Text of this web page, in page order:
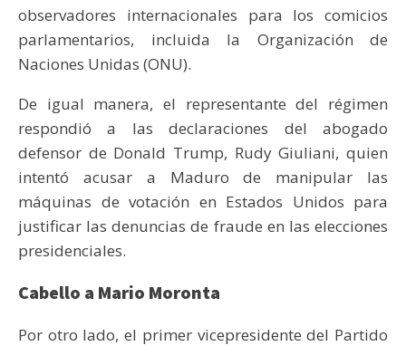
observadores internacionales para los comicios
parlamentarios, incluida la Organización de
Naciones Unidas (ONU).
De igual manera, el representante del régimen
respondió a las declaraciones del abogado
defensor de Donald Trump, Rudy Giuliani, quien
intentó acusar a Maduro de manipular las
máquinas de votación en Estados Unidos para
justificar las denuncias de fraude en las elecciones
presidenciales.
Cabello a Mario Moronta
Por otro lado, el primer vicepresidente del Partido